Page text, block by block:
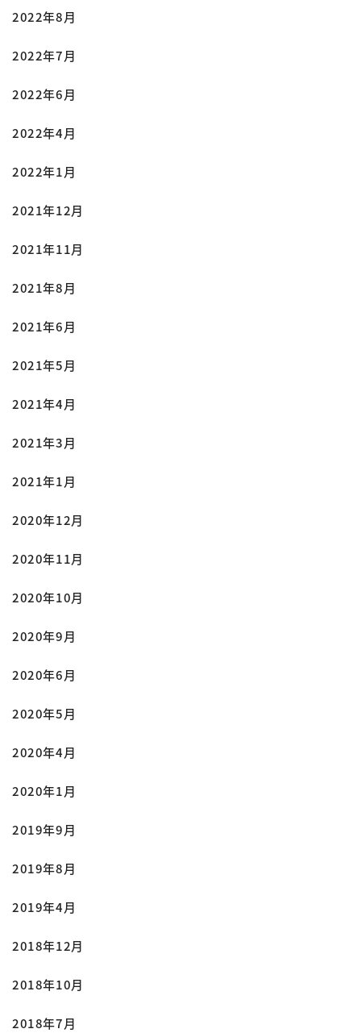
2022年8月
2022年7月
2022年6月
2022年4月
2022年1月
2021年12月
2021年11月
2021年8月
2021年6月
2021年5月
2021年4月
2021年3月
2021年1月
2020年12月
2020年11月
2020年10月
2020年9月
2020年6月
2020年5月
2020年4月
2020年1月
2019年9月
2019年8月
2019年4月
2018年12月
2018年10月
2018年7月